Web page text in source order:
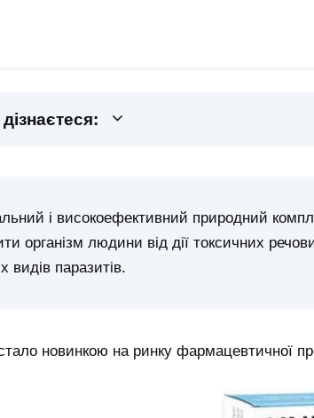
і високоефективний природний
організм людини від дії токсичних
видів паразитів.
новинкою на ринку фармацевтичної